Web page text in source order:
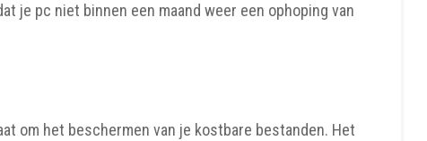
je pc niet binnen een maand weer een ophoping van
om het beschermen van je kostbare bestanden. Het